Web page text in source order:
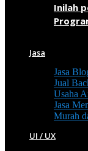
Inilah
Jasa
Jasa
Jual
Usaha
Jasa
Murah
UI / UX